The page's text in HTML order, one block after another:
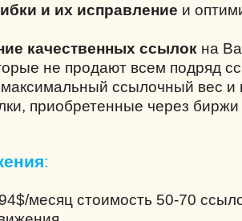
и их исправление и
качественных ссылок на
не продают всем подряд
ссылочный вес и
приобретенные через биржи
:
месяц стоимость 50-70